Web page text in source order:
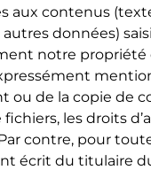
aux contenus
données)
notre propriété
ou de la copie de
fichiers, les droits
contre, pour
écrit du titulaire